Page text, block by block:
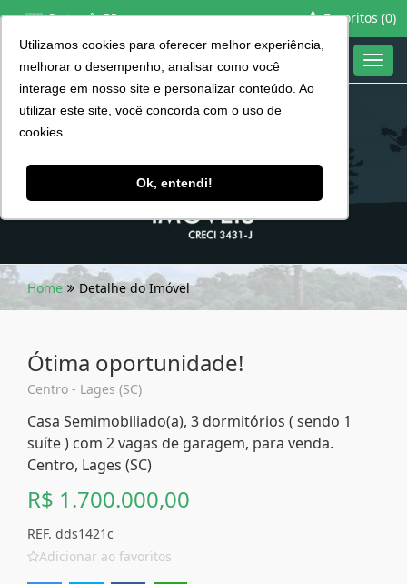
Utilizamos cookies para oferecer melhor experiência,
melhorar o desempenho, analisar como você
interage em nosso site e personalizar conteúdo. Ao
utilizar este site, você concorda com o uso de
cookies.
Ok, entendi!
Português BR Favoritos (0)
Home Detalhe do Imóvel
Ótima oportunidade!
Centro - Lages (SC)
Casa Semimobiliado(a), 3 dormitórios ( sendo 1
suíte ) com 2 vagas de garagem, para venda.
Centro, Lages (SC)
R$ 1.700.000,00
REF. dds1421c
Adicionar ao favoritos